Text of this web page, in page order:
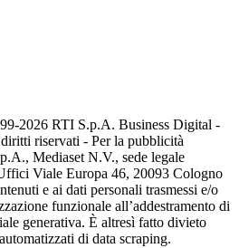
2026 RTI S.p.A. Business Digital -
riservati - Per la pubblicità
Mediaset N.V., sede legale
Viale Europa 46, 20093 Cologno
e ai dati personali trasmessi e/o
funzionale all’addestramento di
generativa. È altresì fatto divieto
di data scraping.